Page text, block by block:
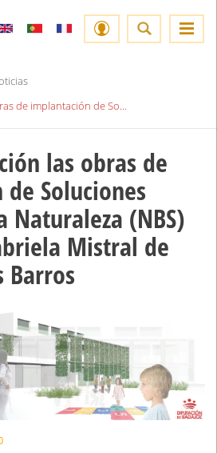
de implantación de So...
las obras de
Soluciones
Naturaleza (NBS)
Mistral de
Barros